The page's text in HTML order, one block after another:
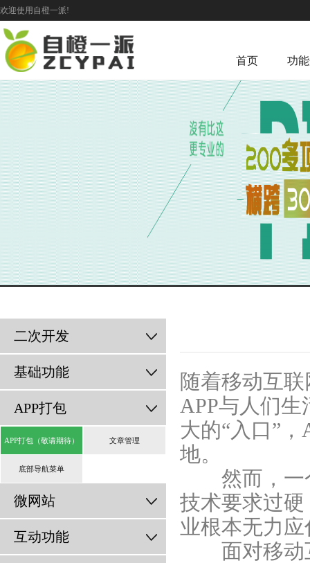
欢迎使用自橙一派!
首页 功
二次开发
基础功能
APP打包
APP打包（敬请期待） 文章管理
底部导航菜单
微网站
互动功能
随着移动互
APP与人们
大的“入口”
地。
然而，一个
技术要求过
业根本无力应
面对移动互